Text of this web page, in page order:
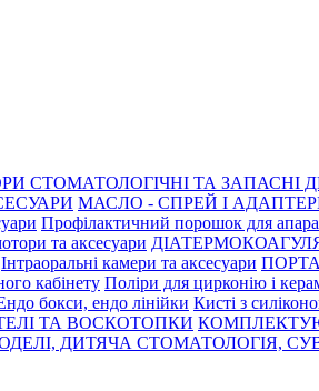
СТОМАТОЛОГІЧНІ ТА ЗАПАСНІ
МАСЛО - СПРЕЙ І
Профілактичний порошок для
та аксесуари
Інтраоральні камери та аксесуари
кабінету Поліри для цирконію і
бокси, ендо лінійки Кисті з
ТА ВОСКОТОПКИ
ДИТЯЧА СТОМАТОЛОГІЯ,